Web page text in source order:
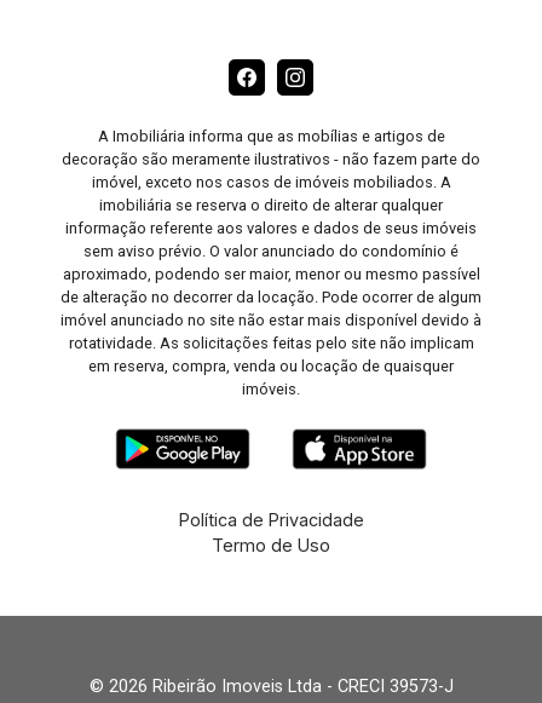
A Imobiliária informa que as mobílias e artigos de
decoração são meramente ilustrativos - não fazem parte do
imóvel, exceto nos casos de imóveis mobiliados. A
imobiliária se reserva o direito de alterar qualquer
informação referente aos valores e dados de seus imóveis
sem aviso prévio. O valor anunciado do condomínio é
aproximado, podendo ser maior, menor ou mesmo passível
de alteração no decorrer da locação. Pode ocorrer de algum
imóvel anunciado no site não estar mais disponível devido à
rotatividade. As solicitações feitas pelo site não implicam
em reserva, compra, venda ou locação de quaisquer
imóveis.
Política de Privacidade
Termo de Uso
© 2026 Ribeirão Imoveis Ltda - CRECI 39573-J